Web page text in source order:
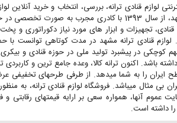
لوازم قنادی ترانه، بررسی، انتخاب و خرید آنلاین
ترانه در مشهد، از سال 1393 با کادری مجرب به
تجهیزات و ابزار های مورد نیاز دکوراتوری و
لوازم قنادی ترانه مشهد در مدت کوتاهی توانست
کوچکی در پیشبرد تولید ملی در حوزه قنادی و
باشد. اکنون ترانه کالا، وعده جامع ترین و کاربردی
ایران را به شما میدهد. از طرفی طرحهای تخفیفی
بی مثال میباشد. فروشگاه لوازم قنادی ترانه، به
عموم آنها، همواره سعی بر ارایه قیمتهای رقابتی و
داشته است.